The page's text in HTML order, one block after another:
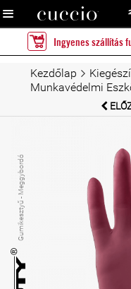
Ingyenes szállítás
Kezdőlap
Munkavédelmi
Gumikesztyű - Meggybordó